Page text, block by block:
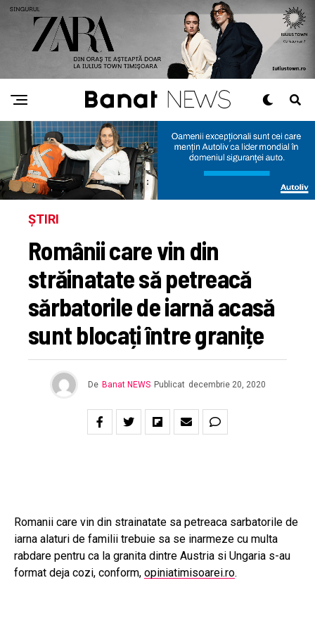
ȘTIRI
Românii care vin din
străinatate să petreacă
sărbatorile de iarnă acasă
sunt blocați între granițe
De Banat NEWS Publicat decembrie 20, 2020
Romanii care vin din strainatate sa petreaca sarbatorile de
iarna alaturi de familii trebuie sa se inarmeze cu multa
rabdare pentru ca la granita dintre Austria si Ungaria s-au
format deja cozi, conform, opiniatimisoarei.ro.